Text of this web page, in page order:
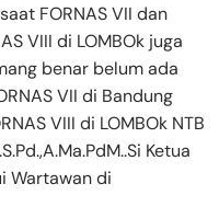
FORNAS VII dan
VIII di LOMBOk juga
benar belum ada
VII di Bandung
VIII di LOMBOk NTB
Ketua
Wartawan di